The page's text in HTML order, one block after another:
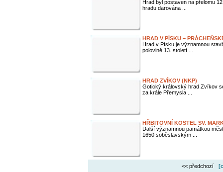
Hrad byl postaven na přelomu
hradu darována ...
HRAD V PÍSKU –
Hrad v Písku je významnou
polovině 13. století ...
HRAD ZVÍKOV (NKP)
Gotický královský hrad Zvíkov
za krále Přemysla ...
HŘBITOVNÍ KOSTEL SV.
Další významnou památkou
1650 soběslavským ...
<< předchozí